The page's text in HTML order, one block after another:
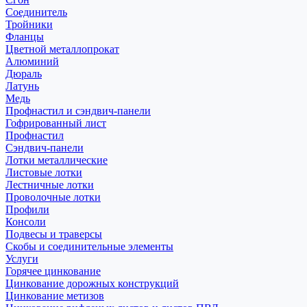
Соединитель
Тройники
Фланцы
Цветной металлопрокат
Алюминий
Дюраль
Латунь
Медь
Профнастил и сэндвич-панели
Гофрированный лист
Профнастил
Сэндвич-панели
Лотки металлические
Листовые лотки
Лестничные лотки
Проволочные лотки
Профили
Консоли
Подвесы и траверсы
Скобы и соединительные элементы
Услуги
Горячее цинкование
Цинкование дорожных конструкций
Цинкование метизов